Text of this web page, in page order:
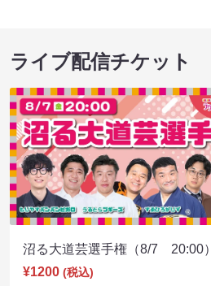
ライブ配信チケット
沼る大道芸選手権（8/7 20:00）
¥1200 (税込)